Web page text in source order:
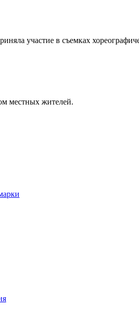
участие в съемках
местных жителей.